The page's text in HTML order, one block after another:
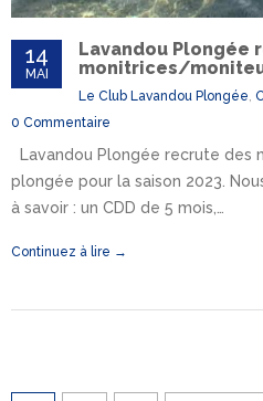
14
MAI
Lavandou Plongée
monitrices/
Le Club Lavandou Plongée
0 Commentaire
Lavandou Plongée recrute des
plongée pour la saison 2023.
à savoir : un CDD de 5 mois,…
Continuez à lire →